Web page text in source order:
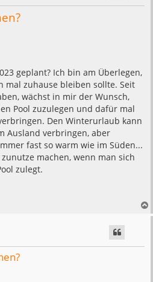
geplant? Ich bin am Überlegen,
mal zuhause bleiben sollte. Seit
wächst in mir der Wunsch,
Pool zuzulegen und dafür mal
Den Winterurlaub kann
Ausland verbringen, aber
fast so warm wie im Süden...
machen, wenn man sich
zulegt.